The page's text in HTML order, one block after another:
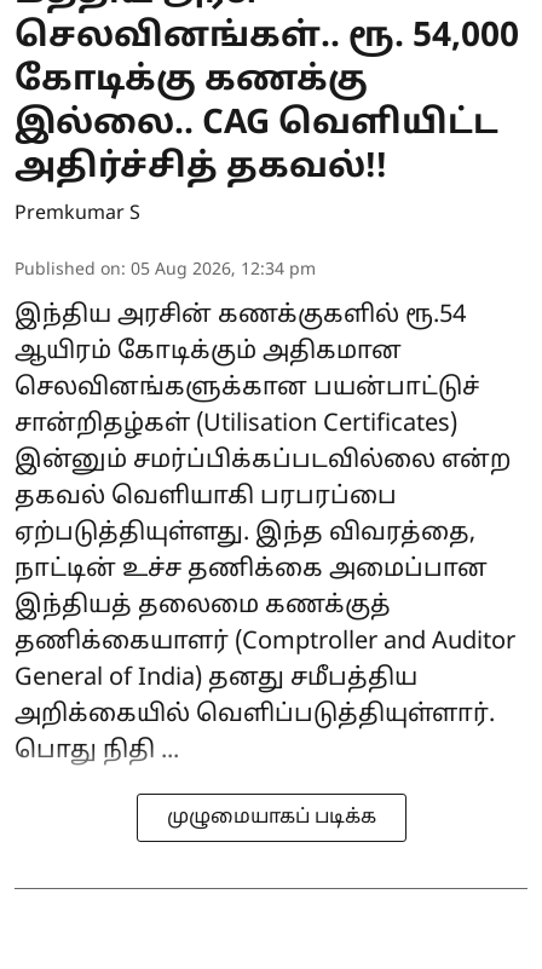
செலவினங்கள்.. ரூ. 54,000
கோடிக்கு கணக்கு
இல்லை.. CAG வெளியிட்ட
அதிர்ச்சித் தகவல்!!
Premkumar S
Published on: 05 Aug 2026, 12:34 pm
இந்திய அரசின் கணக்குகளில் ரூ.54
ஆயிரம் கோடிக்கும் அதிகமான
செலவினங்களுக்கான பயன்பாட்டுச்
சான்றிதழ்கள் (Utilisation Certificates)
இன்னும் சமர்ப்பிக்கப்படவில்லை என்ற
தகவல் வெளியாகி பரபரப்பை
ஏற்படுத்தியுள்ளது. இந்த விவரத்தை,
நாட்டின் உச்ச தணிக்கை அமைப்பான
இந்தியத் தலைமை கணக்குத்
தணிக்கையாளர் (Comptroller and Auditor
General of India) தனது சமீபத்திய
அறிக்கையில் வெளிப்படுத்தியுள்ளார்.
பொது நிதி ...
முழுமையாகப் படிக்க